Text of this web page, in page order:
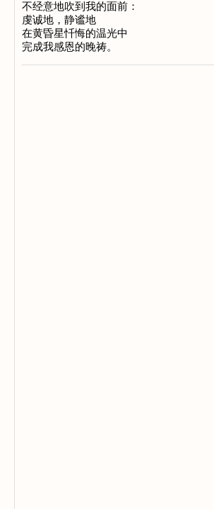
不经意地吹到我的面前：
虔诚地，静谧地
在黄昏星忏悔的温光中
完成我感恩的晚祷。